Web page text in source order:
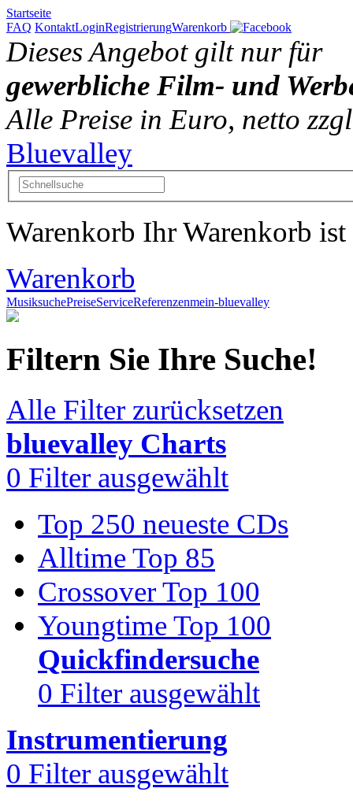
Startseite
FAQ KontaktLoginRegistrierungWarenkorb
Dieses Angebot gilt nur für
gewerbliche Film- und
Alle Preise in Euro, netto
Bluevalley
Warenkorb Ihr Warenkorb ist
Warenkorb
MusiksuchePreiseServiceReferenzenmein-bluevalley
Filtern Sie Ihre Suche!
Alle Filter zurücksetzen
bluevalley Charts
0 Filter ausgewählt
Top 250 neueste CDs
Alltime Top 85
Crossover Top 100
Youngtime Top 100
Quickfindersuche
0 Filter ausgewählt
Instrumentierung
0 Filter ausgewählt